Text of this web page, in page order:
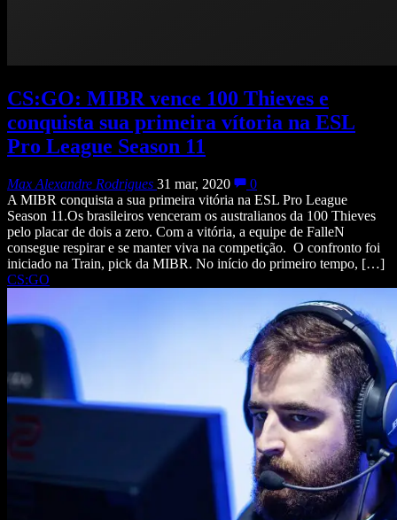
CS:GO: MIBR vence 100 Thieves e
conquista sua primeira vítoria na ESL
Pro League Season 11
Max Alexandre Rodrigues 31 mar, 2020
0
A MIBR conquista a sua primeira vitória na ESL Pro League
Season 11.Os brasileiros venceram os australianos da 100 Thieves
pelo placar de dois a zero. Com a vitória, a equipe de FalleN
consegue respirar e se manter viva na competição. O confronto foi
iniciado na Train, pick da MIBR. No início do primeiro tempo, […]
CS:GO